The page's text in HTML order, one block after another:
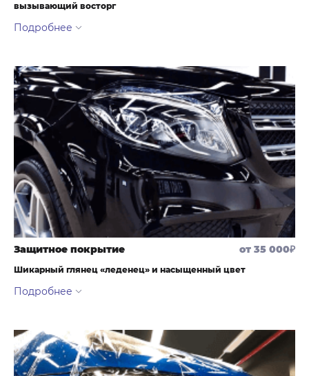
вызывающий восторг
Выполняем реставрацию лакокрасочного покрытия
покраски. Перед тем как приступить к выполнению, мы изучим
лак применимый в конкретном случае, проверим его толщину,
затем выполним восстановительную полировку.
Защитное покрытие от 35 000₽
Шикарный глянец «леденец» и насыщенный цвет
Выполняется только после работ по полировке кузова авто;
Зеркальный блеск;
Насыщенный, глубокий цвет;
Гидрофобный водотталкивающий эффект